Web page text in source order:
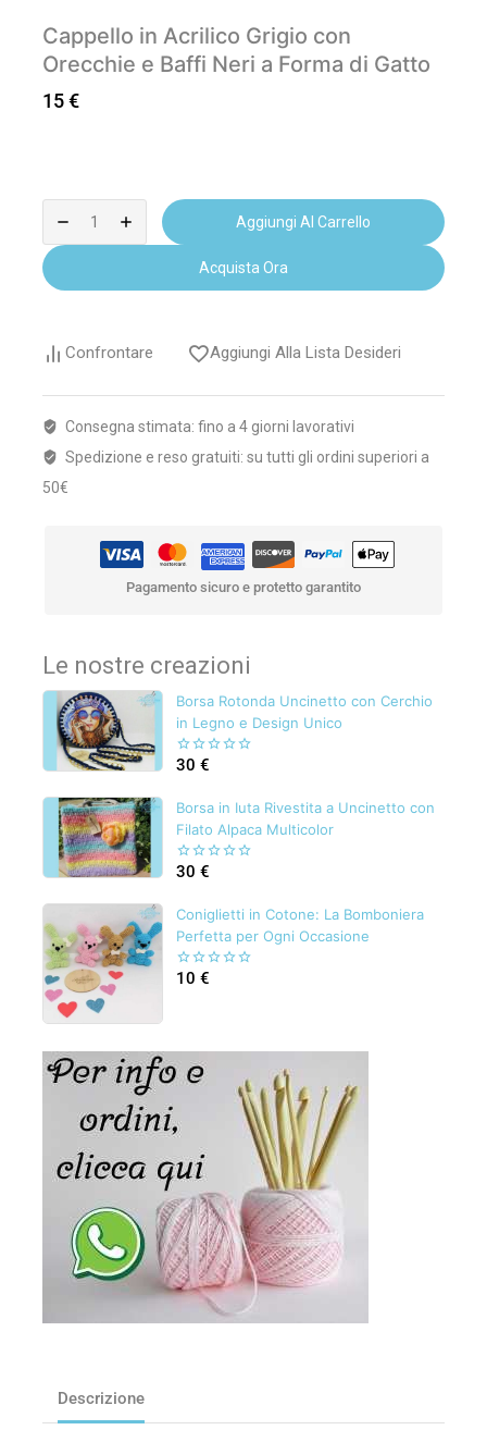
Le nostre creazioni
Borsa Rotonda Uncinetto con Cerchio
in Legno e Design Unico
0
5
30 €
Borsa in Iuta Rivestita a Uncinetto con
Filato Alpaca Multicolor
0
5
30 €
Coniglietti in Cotone: La Bomboniera
Perfetta per Ogni Occasione
010 €
Cappello in Acrilico Grigio con
Orecchie e Baffi Neri a Forma di Gatto
15€
Aggiungi Al Carrello
Acquista Ora
Confrontare Aggiungi Alla Lista Desideri
Consegna stimata: fino a 4 giorni lavorativi
Spedizione e reso gratuiti: su tutti gli ordini superiori a
50€
Pagamento sicuro e protetto garantito
Descrizione